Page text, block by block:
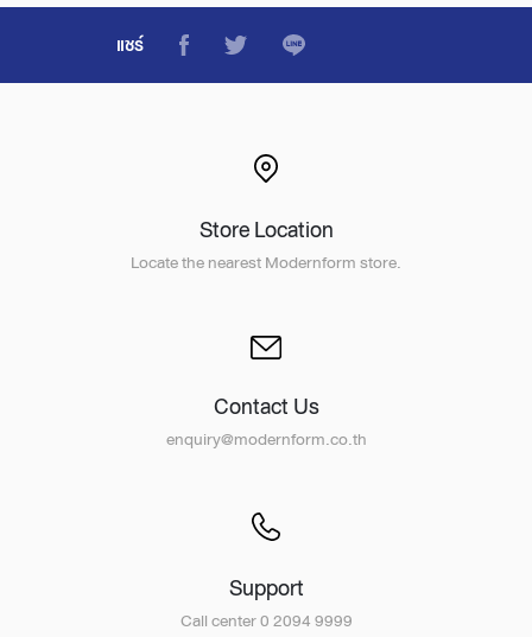
แชร์
Store Location
Locate the nearest Modernform store.
Contact Us
enquiry@modernform.co.th
Support
Call center 0 2094 9999